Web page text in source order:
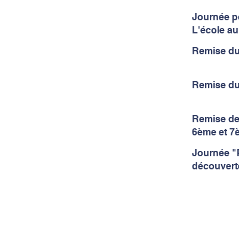
Journée
L'école
Remise
Remise
Remise
6ème et
Journée